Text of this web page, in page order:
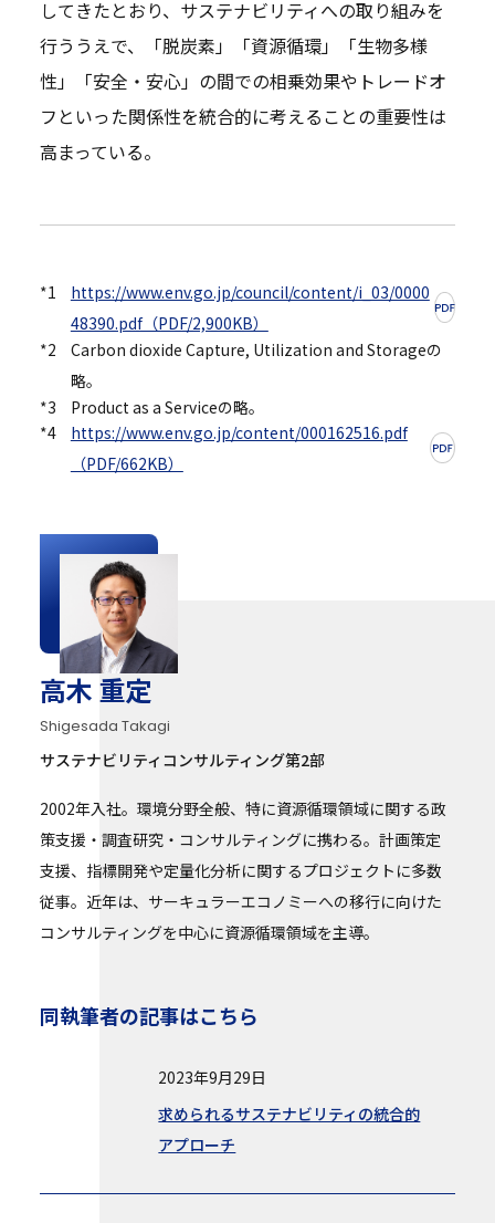
してきたとおり、サステナビリティへの取り組みを
行ううえで、「脱炭素」「資源循環」「生物多様
性」「安全・安心」の間での相乗効果やトレードオ
フといった関係性を統合的に考えることの重要性は
高まっている。
*1
https://www.env.go.jp/council/content/i_03/0000
48390.pdf（PDF/2,900KB）
*2
Carbon dioxide Capture, Utilization and Storageの
略。
*3
Product as a Serviceの略。
*4
https://www.env.go.jp/content/000162516.pdf
（PDF/662KB）
高木 重定
Shigesada Takagi
サステナビリティコンサルティング第2部
2002年入社。環境分野全般、特に資源循環領域に関する政
策支援・調査研究・コンサルティングに携わる。計画策定
支援、指標開発や定量化分析に関するプロジェクトに多数
従事。近年は、サーキュラーエコノミーへの移行に向けた
コンサルティングを中心に資源循環領域を主導。
同執筆者の記事はこちら
2023年9月29日
求められるサステナビリティの統合的
アプローチ